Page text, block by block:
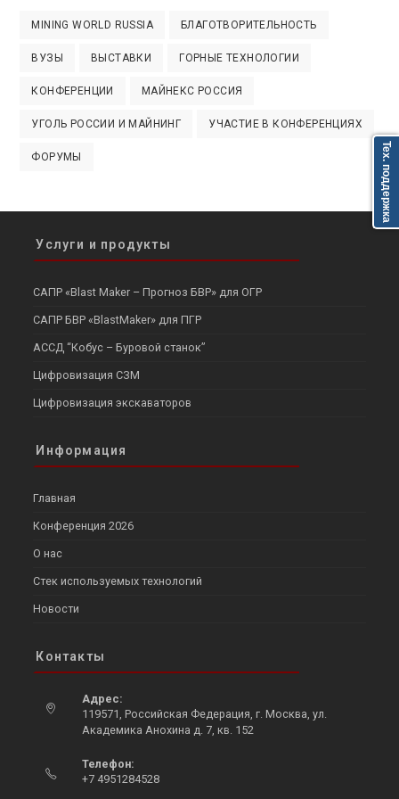
MINING WORLD RUSSIA БЛАГОТВОРИТЕЛЬНОСТЬ
ВУЗЫ ВЫСТАВКИ ГОРНЫЕ ТЕХНОЛОГИИ
КОНФЕРЕНЦИИ МАЙНЕКС РОССИЯ
УГОЛЬ РОССИИ И МАЙНИНГ УЧАСТИЕ В КОНФЕРЕНЦИЯХ
ФОРУМЫ
Услуги и продукты
САПР «Blast Maker – Прогноз БВР» для ОГР
САПР БВР «BlastMaker» для ПГР
АССД “Кобус – Буровой станок”
Цифровизация СЗМ
Цифровизация экскаваторов
Информация
Главная
Конференция 2026
О нас
Стек используемых технологий
Новости
Контакты
Адрес:
119571, Российская Федерация, г. Москва, ул.
Академика Анохина д. 7, кв. 152
in
a
Телефон:
+7 4951284528
Тех. поддержка